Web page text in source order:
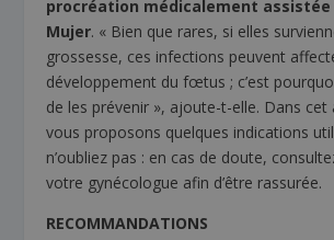
procréation médicalement assistée
Mujer. « Bien que rares, si elles
grossesse, ces infections peuvent
développement du fœtus ; c’est
de les prévenir », ajoute-t-elle. Dans cet
vous proposons quelques indications
n’oubliez pas : en cas de doute,
votre gynécologue afin d’être rassurée.
RECOMMANDATIONS